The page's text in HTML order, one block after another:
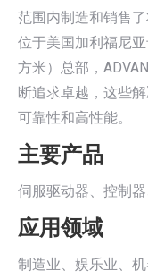
范围内制造和销售
位于美国加利福尼
方米）总部，
断追求卓越，这些
可靠性和高性能。
主要产品
伺服驱动器、控制
应用领域
制造业、娱乐业、